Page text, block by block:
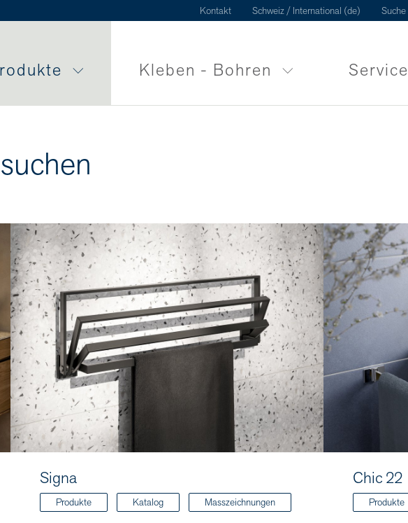
Kontakt Schweiz / International (de) Suche
Kleben - Bohren Service
Signa
Produkte Katalog Masszeichnungen
Chic 22
Produkte